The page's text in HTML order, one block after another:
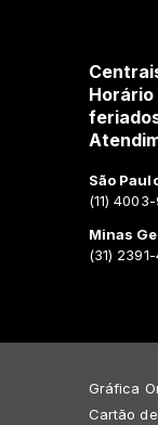
São
(11) 4003-
Minas
(31)
Gráfica
Cartão